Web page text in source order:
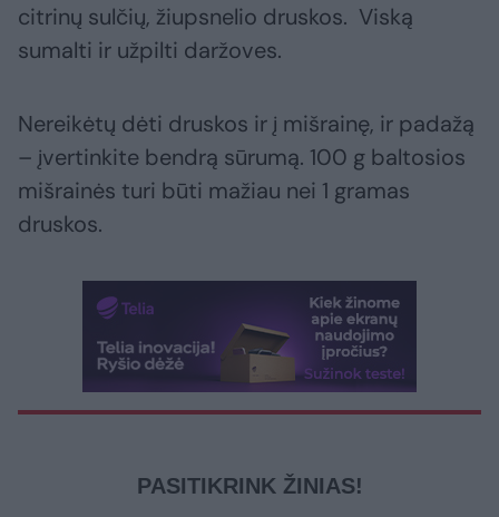
citrinų sulčių, žiupsnelio druskos. Viską
sumalti ir užpilti daržoves.
Nereikėtų dėti druskos ir į mišrainę, ir padažą
– įvertinkite bendrą sūrumą. 100 g baltosios
mišrainės turi būti mažiau nei 1 gramas
druskos.
PASITIKRINK ŽINIAS!